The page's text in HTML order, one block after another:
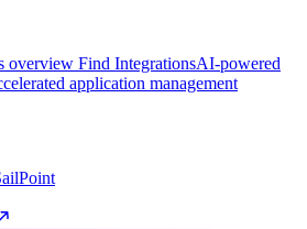
overview Find IntegrationsAI-powered
application management